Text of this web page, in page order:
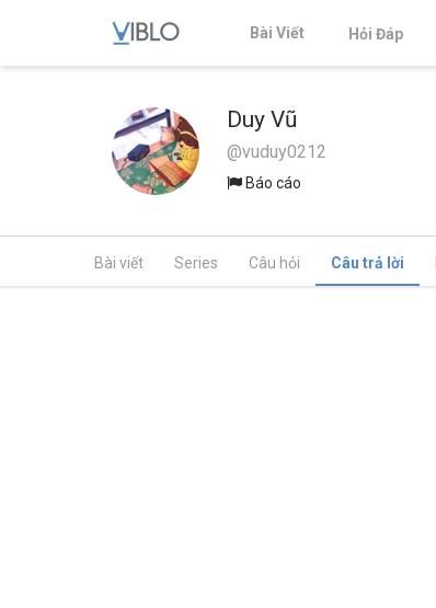
Bài Viết Hỏi Đáp
Duy Vũ
@vuduy0212
Báo cáo
Bài viết Series Câu hỏi Câu trả lời